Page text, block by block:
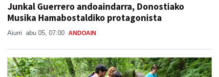
Junkal Guerrero andoaindarra, Donostiako
Musika Hamabostaldiko protagonista
Aiurri abu 05, 07:00 ANDOAIN